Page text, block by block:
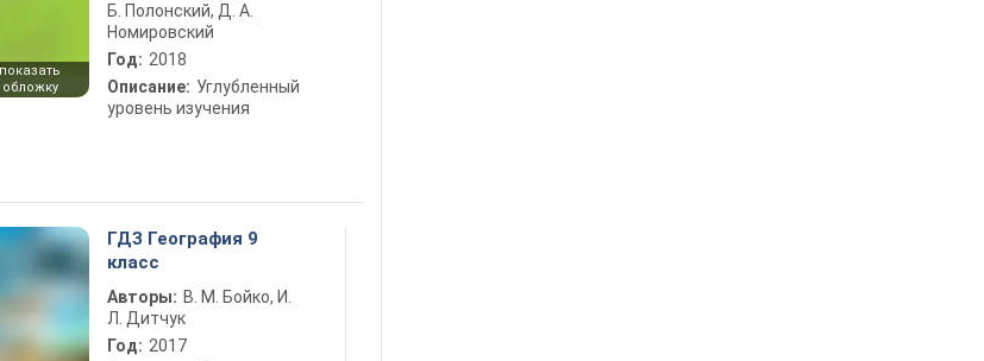
показать
обложку
Б. Полонский, Д. А.
Номировский
Год: 2018
Описание: Углубленный
уровень изучения
ГДЗ География 9
класс
Авторы: В. М. Бойко, И.
Л. Дитчук
Год: 2017